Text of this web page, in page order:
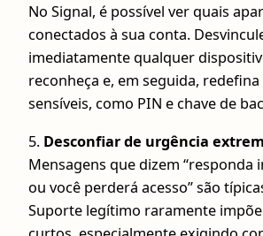
No Signal, é possível ver quais
conectados à sua conta.
imediatamente qualquer
reconheça e, em seguida,
sensíveis, como PIN e chave de
5. Desconfiar de urgência
Mensagens que dizem “responda
ou você perderá acesso” são
Suporte legítimo raramente